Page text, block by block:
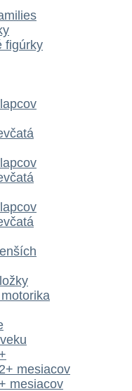
figúrky
mesiacov
mesiacov